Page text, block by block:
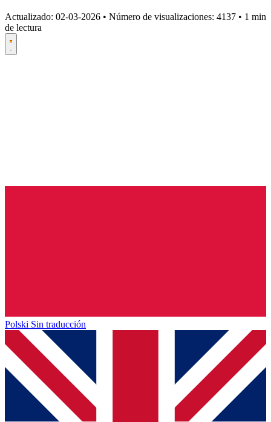
Actualizado: 02-03-2026 • Número de visualizaciones: 4137 • 1 min
de lectura
Polski Sin traducción